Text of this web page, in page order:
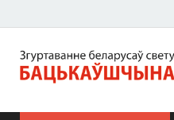
ЗБС "Бацькаўшчына"